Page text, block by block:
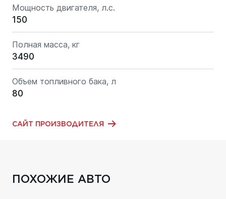
Мощность двигателя, л.с.
150
Полная масса, кг
3490
Объем топливного бака, л
80
САЙТ ПРОИЗВОДИТЕЛЯ
ПОХОЖИЕ АВТО